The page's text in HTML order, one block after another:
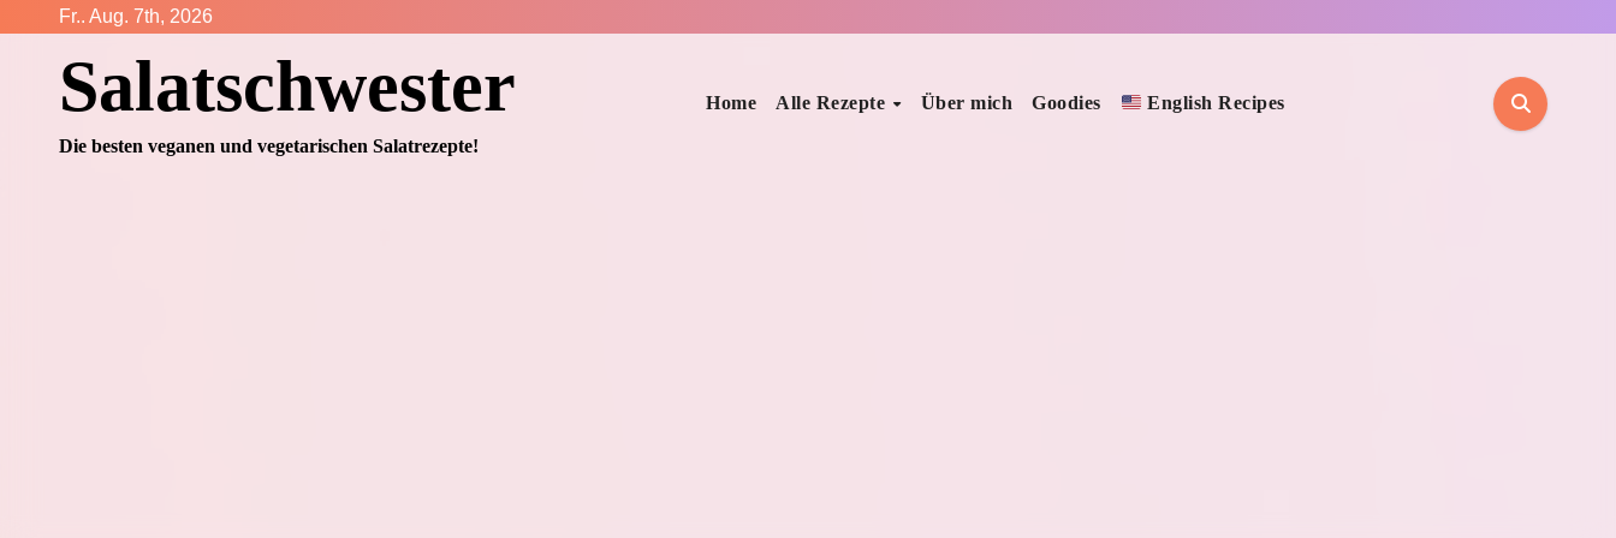
springen
Fr.. Aug. 7th, 2026
Salatschwester
Die besten veganen und vegetarischen Salatrezepte!
Home Alle Rezepte Über mich Goodies English Recipes